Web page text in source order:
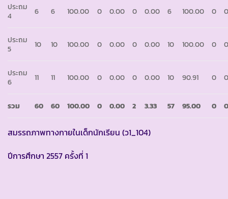
ประถม
4
6 6 100.00 0 0.00 0 0.00 6 100.00 0
ประถม
5
10 10 100.00 0 0.00 0 0.00 10 100.00 0
ประถม
6
11 11 100.00 0 0.00 0 0.00 10 90.91 0
รวม 60 60 100.00 0 0.00 2 3.33 57 95.00 0
สมรรถภาพทางกายในเด็กนักเรียน (ว1_104)
ปีการศึกษา 2557 ครั้งที่ 1